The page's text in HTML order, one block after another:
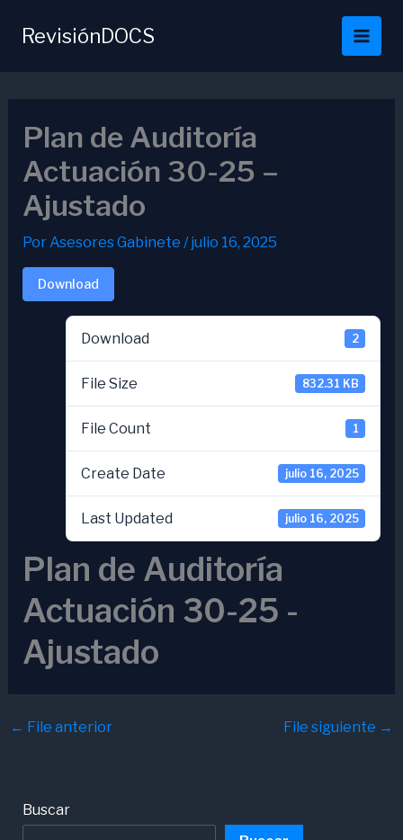
RevisiónDOCS
Plan de Auditoría
Actuación 30-25 –
Ajustado
PorAsesores Gabinete /julio 16, 2025
Download
Download 2
File Size 832.31 KB
File Count 1
Create Date julio 16, 2025
Last Updated julio 16, 2025
Plan de Auditoría
Actuación 30-25 -
Ajustado
← File anterior File siguiente →
Buscar